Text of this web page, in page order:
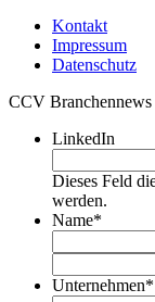
Kontakt
Impressum
Datenschutz
CCV Branchennews
LinkedIn
Dieses Feld
werden.
Name*
Unternehmen*